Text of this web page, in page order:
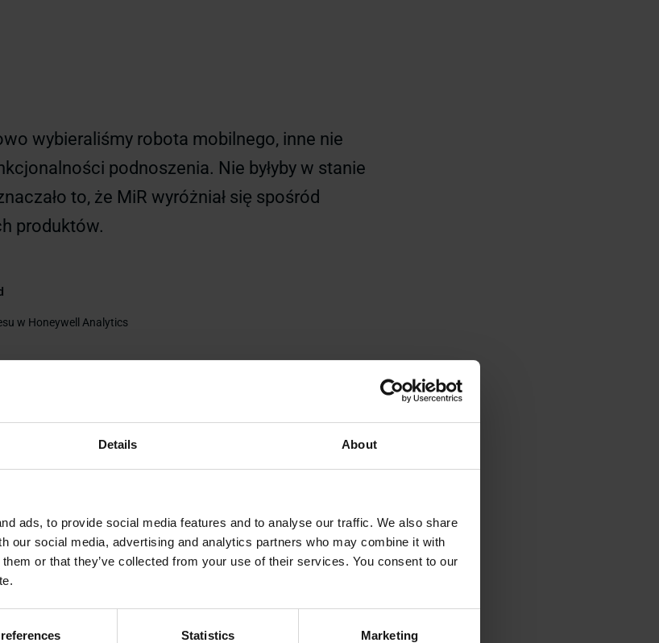
Details About
ads, to provide social media features and to analyse our traffic. We also share
our social media, advertising and analytics partners who may combine it with
or that they’ve collected from your use of their services. You consent to our
Statistics Marketing
wybieraliśmy robota mobilnego, inne nie
podnoszenia. Nie byłyby w stanie
to, że MiR wyróżniał się spośród
produktów.
w Honeywell Analytics
zwiększają
i zwalniają nawet